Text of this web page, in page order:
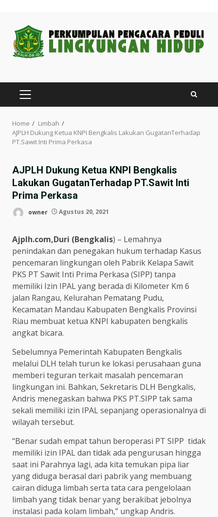
content
PRIMARY
MENU
Home
Limbah
AJPLH Dukung Ketua KNPI Bengkalis Lakukan GugatanTerhadap
PT.Sawit Inti Prima Perkasa
AJPLH Dukung Ketua KNPI Bengkalis
Lakukan GugatanTerhadap PT.Sawit Inti
Prima Perkasa
owner Agustus 20, 2021
Ajplh.com,Duri (Bengkalis) – Lemahnya
penindakan dan penegakan hukum terhadap Kasus
pencemaran lingkungan oleh Pabrik Kelapa Sawit
PKS PT Sawit Inti Prima Perkasa (SIPP) tanpa
memiliki Izin IPAL yang berada di Kilometer Km 6
jalan Rangau, Kelurahan Pematang Pudu,
Kecamatan Mandau Kabupaten Bengkalis Provinsi
Riau membuat ketua KNPI kabupaten bengkalis
angkat bicara.
Sebelumnya Pemerintah Kabupaten Bengkalis
melalui DLH telah turun ke lokasi perusahaan guna
memberi teguran terkait masalah pencemaran
lingkungan ini. Bahkan, Sekretaris DLH Bengkalis,
Andris menegaskan bahwa PKS PT.SIPP tak sama
sekali memiliki izin IPAL sepanjang operasionalnya di
wilayah tersebut.
“Benar sudah empat tahun beroperasi PT SIPP tidak
memiliki izin IPAL dan tidak ada pengurusan hingga
saat ini Parahnya lagi, ada kita temukan pipa liar
yang diduga berasal dari pabrik yang membuang
cairan diduga limbah serta tata cara pengelolaan
limbah yang tidak benar yang berakibat jebolnya
instalasi pada kolam limbah,” ungkap Andris.